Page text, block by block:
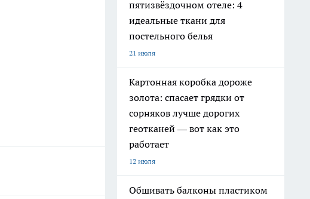
пятизвёздочном отеле: 4
идеальные ткани для
постельного белья
21 июля
Картонная коробка дороже
золота: спасает грядки от
сорняков лучше дорогих
геотканей — вот как это
работает
12 июля
Обшивать балконы пластиком